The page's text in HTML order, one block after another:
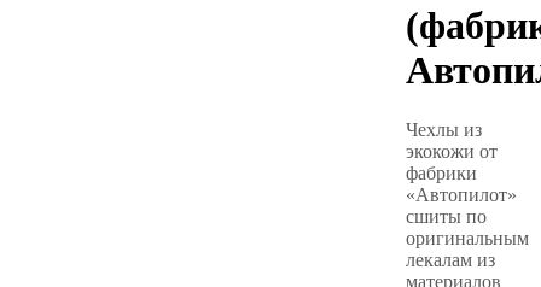
Чехлы из
экокожи от
фабрики
«Автопилот»
сшиты по
оригинальным
лекалам из
материалов